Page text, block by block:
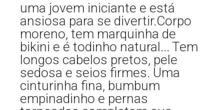
uma jovem iniciante e está
ansiosa para se divertir.Corpo
moreno, tem marquinha de
bikini e é todinho natural... Tem
longos cabelos pretos, pele
sedosa e seios firmes. Uma
cinturinha fina, bumbum
empinadinho e pernas